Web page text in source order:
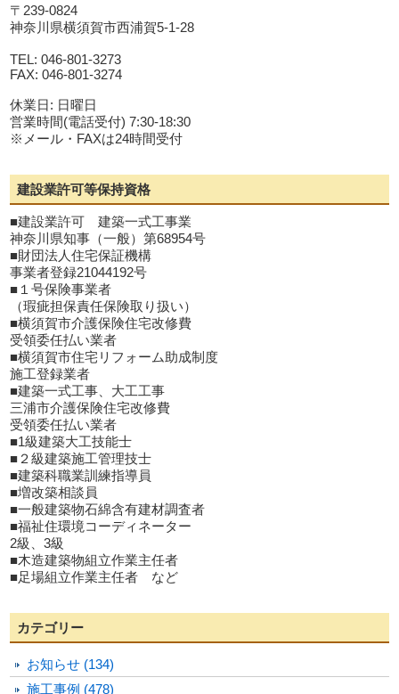
〒239-0824
神奈川県横須賀市西浦賀5-1-28
TEL: 046-801-3273
FAX: 046-801-3274
休業日: 日曜日
営業時間(電話受付) 7:30-18:30
※メール・FAXは24時間受付
建設業許可等保持資格
■建設業許可 建築一式工事業
神奈川県知事（一般）第68954号
■財団法人住宅保証機構
事業者登録21044192号
■１号保険事業者
（瑕疵担保責任保険取り扱い）
■横須賀市介護保険住宅改修費
受領委任払い業者
■横須賀市住宅リフォーム助成制度
施工登録業者
■建築一式工事、大工工事
三浦市介護保険住宅改修費
受領委任払い業者
■1級建築大工技能士
■２級建築施工管理技士
■建築科職業訓練指導員
■増改築相談員
■一般建築物石綿含有建材調査者
■福祉住環境コーディネーター
2級、3級
■木造建築物組立作業主任者
■足場組立作業主任者 など
カテゴリー
お知らせ (134)
施工事例 (478)